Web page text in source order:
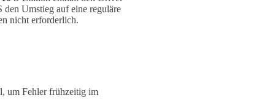
Umstieg auf eine reguläre
nicht erforderlich.
um Fehler frühzeitig im